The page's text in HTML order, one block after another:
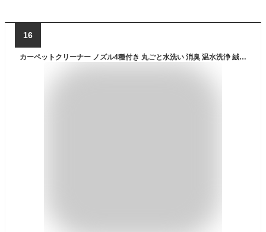
16
カーペットクリーナー ノズル4種付き 丸ごと水洗い 消臭 温水洗浄 絨毯 カーペット洗浄 車用 クリーナー 水洗い掃除機 掃除 染み抜きカーペット洗浄機 simplus シンプラス SP-CC01【送料無料】【メーカー1年保証】